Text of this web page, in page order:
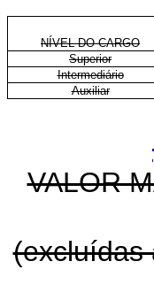
NÍVEL DO CARGO
Superior
Intermediário
Auxiliar
VALOR
(excluídas